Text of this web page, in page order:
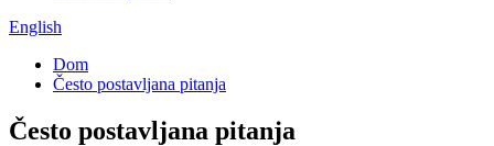
English
Dom
Često postavljana pitanja
Često postavljana pitanja